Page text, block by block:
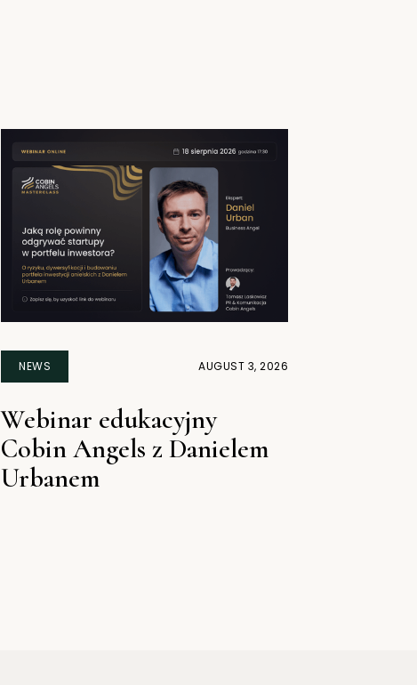
NEWS AUGUST 3, 2026
Webinar edukacyjny
Cobin Angels z Danielem
Urbanem